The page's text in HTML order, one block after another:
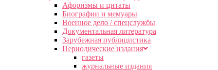
Афоризмы и цитаты
Биографии и мемуары
Военное дело / спецслужбы
Документальная литература
Зарубежная публицистика
Периодические издания
газеты
журнальные издания